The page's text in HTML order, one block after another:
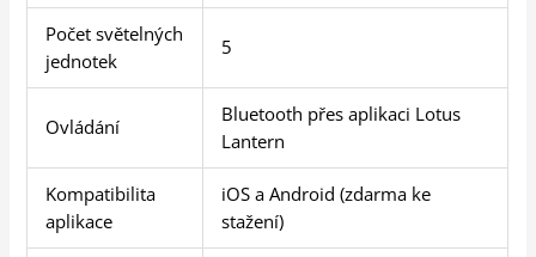
Počet světelných
jednotek
5
Ovládání
Bluetooth přes aplikaci Lotus
Lantern
Kompatibilita
aplikace
iOS a Android (zdarma ke
stažení)